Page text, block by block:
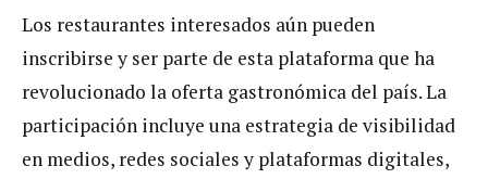
Los restaurantes interesados aún pueden
inscribirse y ser parte de esta plataforma que ha
revolucionado la oferta gastronómica del país. La
participación incluye una estrategia de visibilidad
en medios, redes sociales y plataformas digitales,